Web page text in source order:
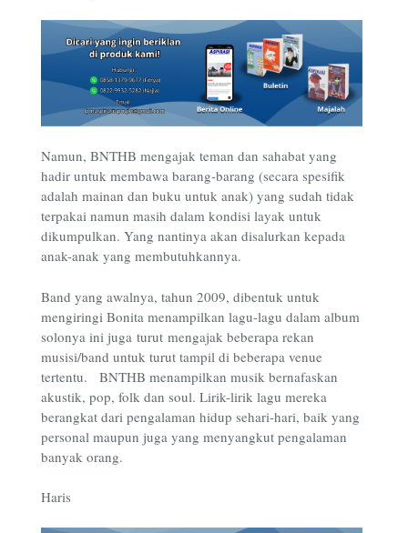
Namun, BNTHB mengajak teman dan sahabat yang
hadir untuk membawa barang-barang (secara spesifik
adalah mainan dan buku untuk anak) yang sudah tidak
terpakai namun masih dalam kondisi layak untuk
dikumpulkan. Yang nantinya akan disalurkan kepada
anak-anak yang membutuhkannya.
Band yang awalnya, tahun 2009, dibentuk untuk
mengiringi Bonita menampilkan lagu-lagu dalam album
solonya ini juga turut mengajak beberapa rekan
musisi/band untuk turut tampil di beberapa venue
tertentu. BNTHB menampilkan musik bernafaskan
akustik, pop, folk dan soul. Lirik-lirik lagu mereka
berangkat dari pengalaman hidup sehari-hari, baik yang
personal maupun juga yang menyangkut pengalaman
banyak orang.
Haris